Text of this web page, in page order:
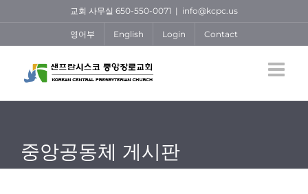
content
교회 사무실 650-550-0071 | info@kcpc.us
영어부 English Login Contact
중앙공동체 게시판